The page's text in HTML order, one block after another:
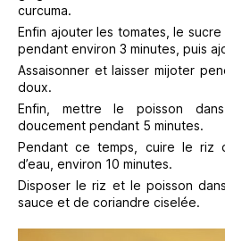
curcuma.
Enfin ajouter les tomates, le
pendant environ 3 minutes, puis
Assaisonner et laisser mijoter
doux.
Enfin, mettre le poisson
doucement pendant 5 minutes.
Pendant ce temps, cuire le riz
d’eau, environ 10 minutes.
Disposer le riz et le poisson
sauce et de coriandre ciselée.